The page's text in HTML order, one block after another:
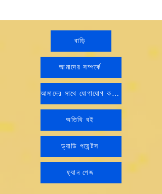
বাড়ি
আমাদের সম্পর্কে
অতিথি বই
ড্যাডি পয়েন্টস
ফ্যান পেজ